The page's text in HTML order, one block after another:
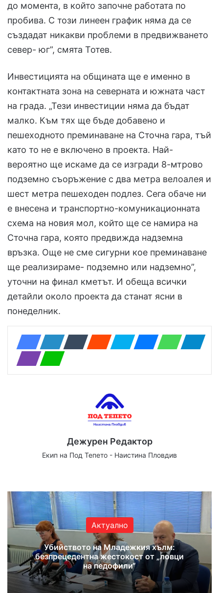
до момента, в който започне работата по
пробива. С този линеен график няма да се
създадат никакви проблеми в предвижването
север- юг”, смята Тотев.
Инвестицията на общината ще е именно в
контактната зона на северната и южната част
на града. „Тези инвестиции няма да бъдат
малко. Към тях ще бъде добавено и
пешеходното преминаване на Сточна гара, тъй
като то не е включено в проекта. Най-
вероятно ще искаме да се изгради 8-мтрово
подземно съоръжение с два метра велоалея и
шест метра пешеходен подлез. Сега обаче ни
е внесена и транспортно-комуникационната
схема на новия мол, който ще се намира на
Сточна гара, която предвижда надземна
връзка. Още не сме сигурни кое преминаване
ще реализираме- подземно или надземно”,
уточни на финал кметът. И обеща всички
детайли около проекта да станат ясни в
понеделник.
Дежурен Редактор
Екип на Под Тепето - Наистина Пловдив
te bo
ok
ub
e
ra
m
Актуално
Убийството на Младежкия хълм:
безпрецедентна жестокост от „ловци
на педофили“